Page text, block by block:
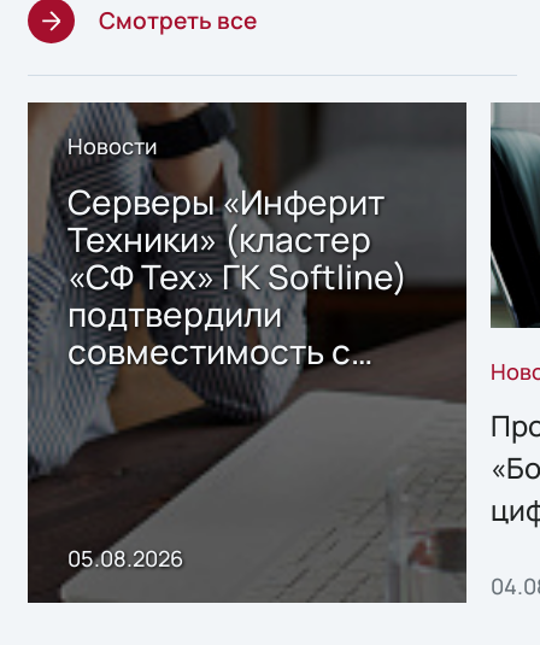
Смотреть все
Новости
Серверы «Инферит
Техники» (кластер
«СФ Тех» ГК Softline)
подтвердили
совместимость с
решением Sharx
Storage 2.x для
хранения данных
05.08.2026